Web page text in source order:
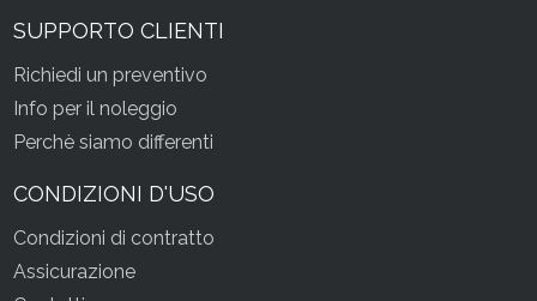
SUPPORTO CLIENTI
Richiedi un preventivo
Info per il noleggio
Perchè siamo differenti
CONDIZIONI D'USO
Condizioni di contratto
Assicurazione